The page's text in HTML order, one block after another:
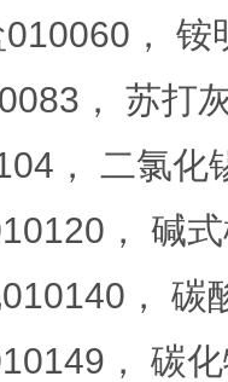
，
， 苏打
， 二氯化
， 碱
， 碳
， 碳